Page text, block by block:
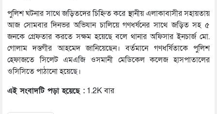
পুলিশ ঘটনার সাথে জড়িতদের চিহ্নিত করে স্থানীয় এলাকাবাসীর সহায়তায়
আজ সোমবার দিনভর অভিযান চালিয়ে গণধর্ষনের সাথে জড়িত সহ ৫
জনকে গ্রেফতার করতে সক্ষম হয়েছে বলে থানার অফিসার ইনচার্জ মো.
গোলাম দস্তগীর আহমেদ জানিয়েছেন। বর্তমানে গণধর্ষিতাকে পুলিশ
হেফাজতে সিলেট এমএজি ওসমানী মেডিকেল কলেজ হাসপাতালের
ওসিসিতে পাঠানো হয়েছে।
এই সংবাদটি পড়া হয়েছে : 1.2K বার